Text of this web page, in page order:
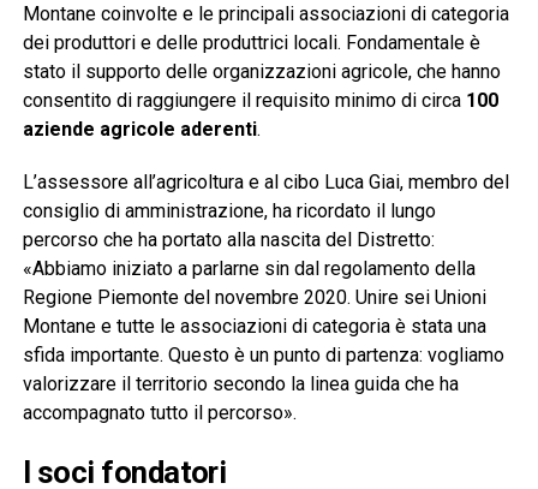
Montane coinvolte e le principali associazioni di categoria
dei produttori e delle produttrici locali. Fondamentale è
stato il supporto delle organizzazioni agricole, che hanno
consentito di raggiungere il requisito minimo di circa 100
aziende agricole aderenti.
L’assessore all’agricoltura e al cibo Luca Giai, membro del
consiglio di amministrazione, ha ricordato il lungo
percorso che ha portato alla nascita del Distretto:
«Abbiamo iniziato a parlarne sin dal regolamento della
Regione Piemonte del novembre 2020. Unire sei Unioni
Montane e tutte le associazioni di categoria è stata una
sfida importante. Questo è un punto di partenza: vogliamo
valorizzare il territorio secondo la linea guida che ha
accompagnato tutto il percorso».
I soci fondatori